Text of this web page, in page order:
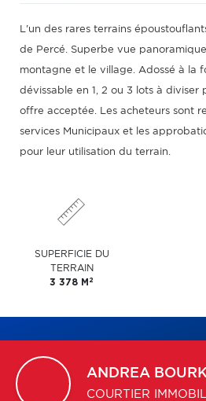
L'un des rares terrains
de Percé. Superbe vue
montagne et le village. Adossé à la
dévissable en 1, 2 ou 3 lots à diviser
offre acceptée. Les acheteurs sont
services Municipaux et les
pour leur utilisation du terrain.
SUPERFICIE DU
TERRAIN
3 378 M 2
ANDREA
COURTIER